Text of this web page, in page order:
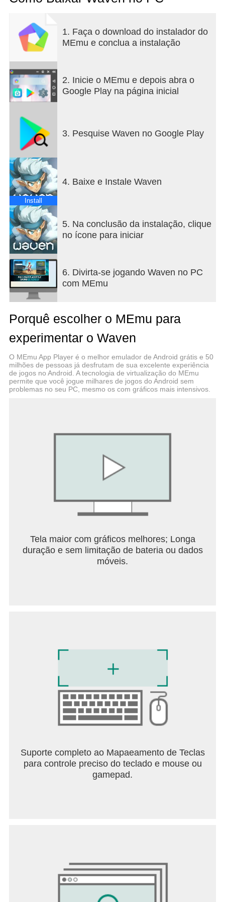
1. Faça o download do instalador do
MEmu e conclua a instalação
2. Inicie o MEmu e depois abra o
Google Play na página inicial
3. Pesquise Waven no Google Play
Install
4. Baixe e Instale Waven
5. Na conclusão da instalação, clique
no ícone para iniciar
6. Divirta-se jogando Waven no PC
com MEmu
Porquê escolher o MEmu para
experimentar o Waven
O MEmu App Player é o melhor emulador de Android grátis e 50
milhões de pessoas já desfrutam de sua excelente experiência
de jogos no Android. A tecnologia de virtualização do MEmu
permite que você jogue milhares de jogos do Android sem
problemas no seu PC, mesmo os com gráficos mais intensivos.
Tela maior com gráficos melhores; Longa
duração e sem limitação de bateria ou dados
móveis.
Suporte completo ao Mapaeamento de Teclas
para controle preciso do teclado e mouse ou
gamepad.